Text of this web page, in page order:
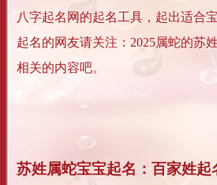
八字起名网的起名工具，起出适合
起名的网友请关注：2025属蛇的苏
相关的内容吧。
苏姓属蛇宝宝起名：百家姓起